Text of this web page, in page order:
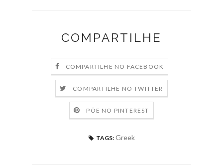
COMPARTILHE
COMPARTILHE NO FACEBOOK
COMPARTILHE NO TWITTER
PÕE NO PINTEREST
TAGS: Greek